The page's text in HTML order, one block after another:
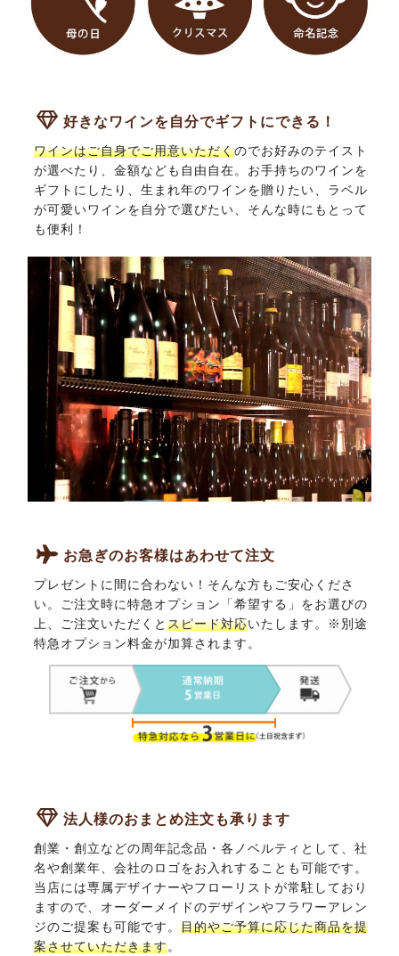
好きなワインを自分でギフトにできる！
ワインはご自身でご用意いただくのでお好みのテイスト
が選べたり、金額なども自由自在。お手持ちのワインを
ギフトにしたり、生まれ年のワインを贈りたい、ラベル
が可愛いワインを自分で選びたい、そんな時にもとって
も便利！
お急ぎのお客様はあわせて注文
プレゼントに間に合わない！そんな方もご安心くださ
い。ご注文時に特急オプション「希望する」をお選びの
上、ご注文いただくとスピード対応いたします。※別途
特急オプション料金が加算されます。
法人様のおまとめ注文も承ります
創業・創立などの周年記念品・各ノベルティとして、社
名や創業年、会社のロゴをお入れすることも可能です。
当店には専属デザイナーやフローリストが常駐しており
ますので、オーダーメイドのデザインやフラワーアレン
ジのご提案も可能です。目的やご予算に応じた商品を提
案させていただきます。